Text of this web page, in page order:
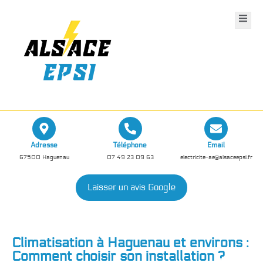
Adresse
67500 Haguenau
Téléphone
07 49 23 09 63
Email
electricite-ae@alsaceepsi.fr
Laisser un avis Google
Climatisation à Haguenau et environs :
Comment choisir son installation ?